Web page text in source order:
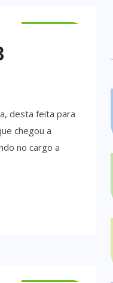
desta feita para
chegou a
no cargo a